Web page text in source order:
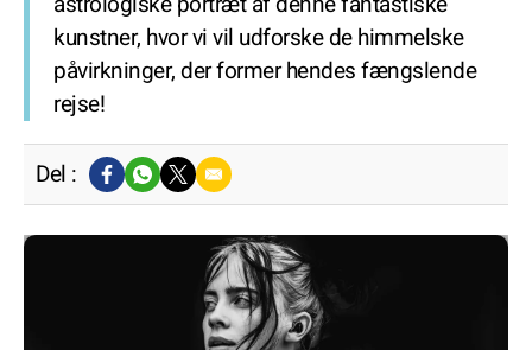
kunstner, hvor vi vil udforske de himmelske
påvirkninger, der former hendes fængslende
rejse!
Del :